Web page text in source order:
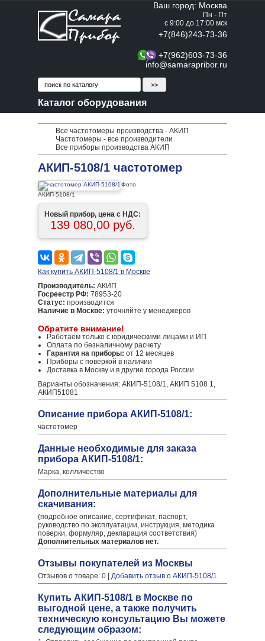
Ваш город: Москва
Пн - Пт
с 9:00 до 17:00 мск
+7(846)243-73-36
+7(962)603-73-36
info@samarapribor.ru
Каталог оборудования
Все частотомеры производства - АКИП
Частотомеры - все производители
Все приборы производства АКИП
АКИП-5108/1 частотомер
Фото
АКИП-5108/1
Новый прибор, цена с НДС:
139 080,00 руб.
Как купить АКИП-5108/1 в Москве
Производитель: АКИП
Госреестр РФ: 78953-20
Статус: производится
Наличие в Москве: уточняйте у менеджеров
Обратите внимание!
Работаем только с юридическими лицами и ИП
Оплата по безналичному расчету
Гарантия на приборы: от 12 месяцев
Приборы с поверкой в наличии
Доставка в Москву и в другие города России
Варианты обозначения: АКИП-5108/1, АКИП 5108 1,
АКИП51081
Описание прибора АКИП-5108/1:
частотомер
Данные необходимые для заказа
прибора АКИП-5108/1:
Марка, колличество
Дополнительные материалы для
скачивания:
(подробное описание, сертификат, паспорт,
руководство по эксплуатации, инструкция, методика
поверки, формуляр, декларация соответствия)
Дополнительных материалов нет.
Отзывы покупателей из Москвы
Отзывов о товаре: 0 | Добавить отзыв о АКИП-5108/1
Купить АКИП-5108/1 в Москве по
выгодной цене, а также получить
техническую консультацию Вы можете
следующим образом: